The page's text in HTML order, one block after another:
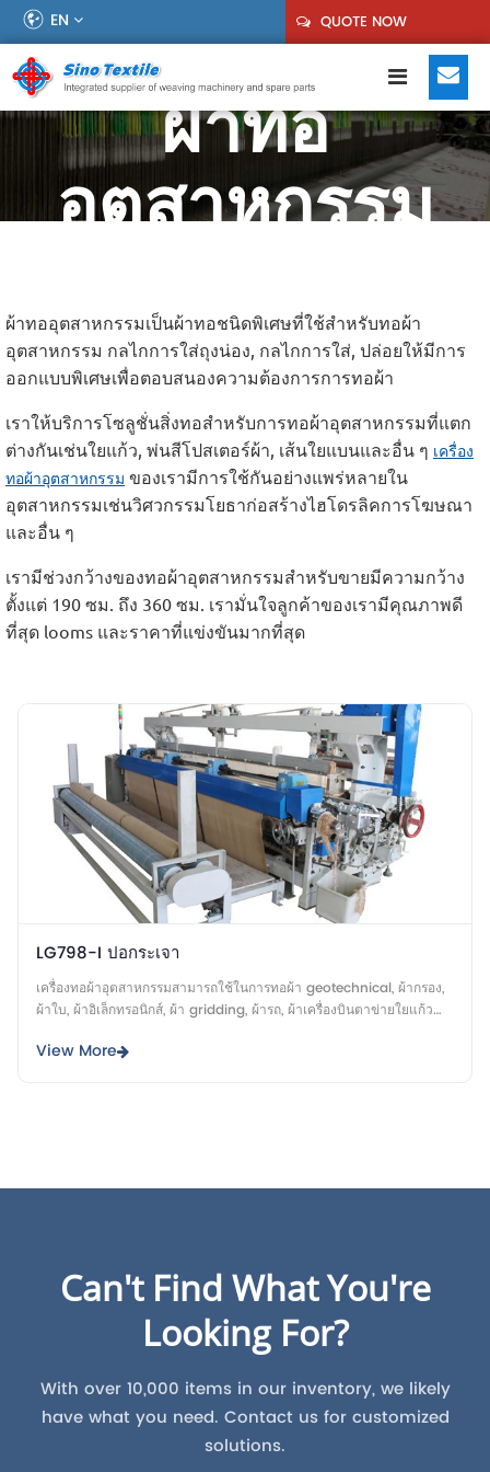
EN QUOTE NOW
ผ้าทอ
อุตสาหกรรม
ผ้าทออุตสาหกรรมเป็นผ้าทอชนิดพิเศษที่ใช้สำหรับทอผ้า
อุตสาหกรรม กลไกการใส่ถุงน่อง, กลไกการใส่, ปล่อยให้มีการ
ออกแบบพิเศษเพื่อตอบสนองความต้องการการทอผ้า
เราให้บริการโซลูชั่นสิ่งทอสำหรับการทอผ้าอุตสาหกรรมที่แตก
ต่างกันเช่นใยแก้ว, พ่นสีโปสเตอร์ผ้า, เส้นใยแบนและอื่น ๆ เครื่อง
ทอผ้าอุตสาหกรรม ของเรามีการใช้กันอย่างแพร่หลายใน
อุตสาหกรรมเช่นวิศวกรรมโยธาก่อสร้างไฮโดรลิคการโฆษณา
และอื่น ๆ
เรามีช่วงกว้างของทอผ้าอุตสาหกรรมสำหรับขายมีความกว้าง
ตั้งแต่ 190 ซม. ถึง 360 ซม. เรามั่นใจลูกค้าของเรามีคุณภาพดี
ที่สุด looms และราคาที่แข่งขันมากที่สุด
LG798-I ปอกระเจา
เครื่องทอผ้าอุตสาหกรรมสามารถใช้ในการทอผ้า geotechnical, ผ้ากรอง,
ผ้าใบ, ผ้าอิเล็กทรอนิกส์, ผ้า gridding, ผ้ารถ, ผ้าเครื่องบินตาข่ายใยแก้ว
View More
Can't Find What You're
Looking For?
With over 10,000 items in our inventory, we likely
have what you need. Contact us for customized
solutions.